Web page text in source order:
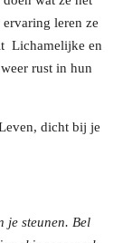
leren ze
Lichamelijke en
rust in hun
dicht bij je
je steunen. Bel